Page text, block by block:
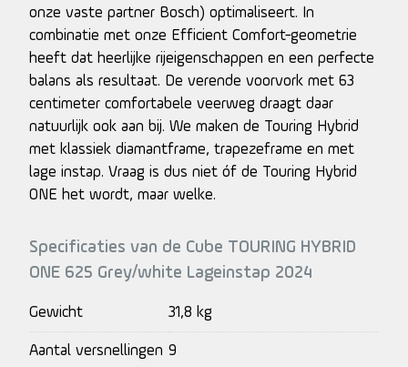
onze vaste partner Bosch) optimaliseert. In
combinatie met onze Efficient Comfort-geometrie
heeft dat heerlijke rijeigenschappen en een perfecte
balans als resultaat. De verende voorvork met 63
centimeter comfortabele veerweg draagt daar
natuurlijk ook aan bij. We maken de Touring Hybrid
met klassiek diamantframe, trapezeframe en met
lage instap. Vraag is dus niet óf de Touring Hybrid
ONE het wordt, maar welke.
Specificaties van de Cube TOURING HYBRID
ONE 625 Grey/white Lageinstap 2024
Gewicht 31,8 kg
Aantal versnellingen 9